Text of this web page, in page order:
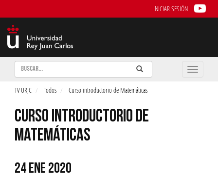
INICIAR SESIÓN
Buscar Enviar
Buscar
Toggle
TV URJC Todos Curso introductorio de Matemáticas
CURSO INTRODUCTORIO DE
MATEMÁTICAS
24 ENE 2020